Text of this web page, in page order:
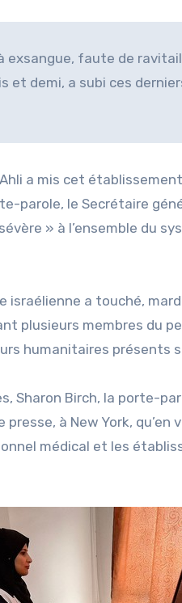
exsangue, faute de
et demi, a subi ces
a mis cet
parole, le Secrétaire
» à l’ensemble du
israélienne a touché,
plusieurs membres du
humanitaires présents
Birch, la porte-
presse, à New York,
médical et les